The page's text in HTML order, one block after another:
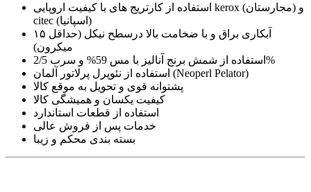
استفاده از کارتریج های با کیفیت اروپایی kerox (مجارستان) و
citec (اسپانیا)
آبکاری براق و با ضخامت بالا درسطح نیکل (حداقل ۱۵
میکرون)
استفاده از شمش برنج آنالیز با مس 59% و سرب 2/5%
استفاده از نئوپرل پرلاتور آلمان (Neoperl Pelator)
پشتوانه قوی و تحویل به موقع کالا
کیفیت یکسان و همیشگی کالا
استفاده از قطعات استاندارد
خدمات پس از فروش عالی
بسته بندی محکم و زیبا